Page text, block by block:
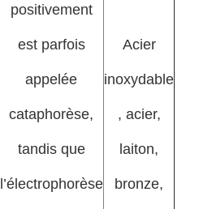
positivement
est parfois
appelée
cataphorèse,
tandis que
l’électrophorèse
Acier
inoxydable
, acier,
laiton,
bronze,